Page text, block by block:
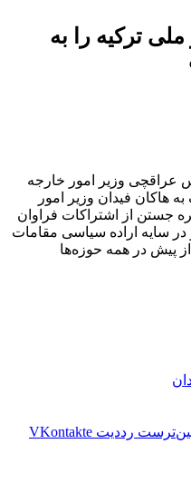
ترکیه را به
عراقچی وزیر امور خارجه
به هاکان فیدان وزیر امور
جستن از اشتراکات فراوان
سایه اراده سیاسی مقامات
پیش در همه حوزه‌ها
‫رددیت ‫VKontakte